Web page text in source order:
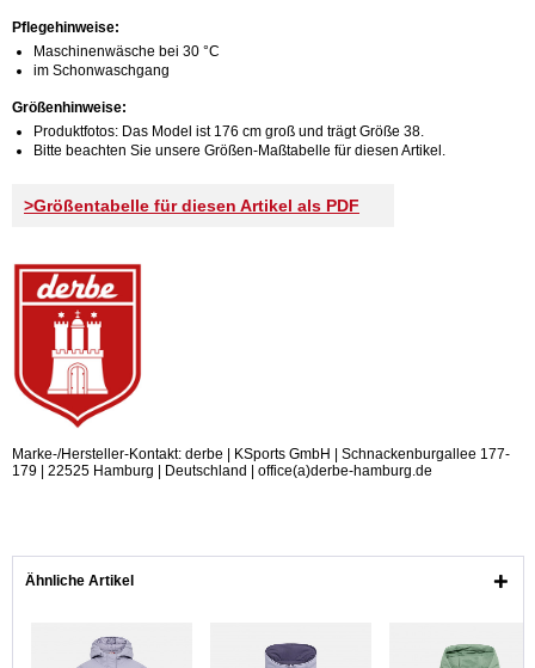
Pflegehinweise:
Maschinenwäsche bei 30 °C
im Schonwaschgang
Größenhinweise:
Produktfotos: Das Model ist 176 cm groß und trägt Größe 38.
Bitte beachten Sie unsere Größen-Maßtabelle für diesen Artikel.
>Größentabelle für diesen Artikel als PDF
Marke-/Hersteller-Kontakt: derbe | KSports GmbH | Schnackenburgallee 177-
179 | 22525 Hamburg | Deutschland | office(a)derbe-hamburg.de
Ähnliche Artikel